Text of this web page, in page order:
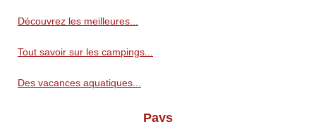
Découvrez les meilleures...
Tout savoir sur les campings...
Des vacances aquatiques...
Pays